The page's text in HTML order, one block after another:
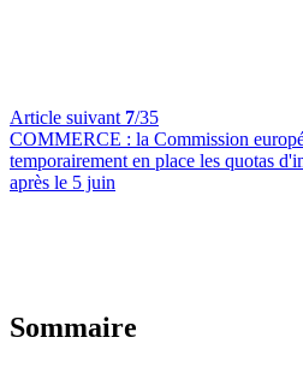
Article suivant 7/35
COMMERCE : la Commission
temporairement en place les quotas
après le 5 juin
Sommaire